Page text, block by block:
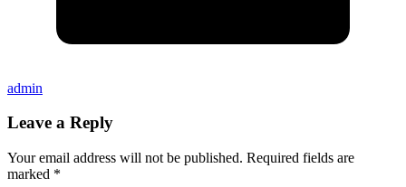
admin
Leave a Reply
Your email address will not be published. Required fields are
marked *